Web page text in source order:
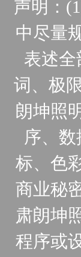
声明：
中尽量
表述
词、极
朗坤照
序、
标、色
商业秘
肃朗坤
程序或